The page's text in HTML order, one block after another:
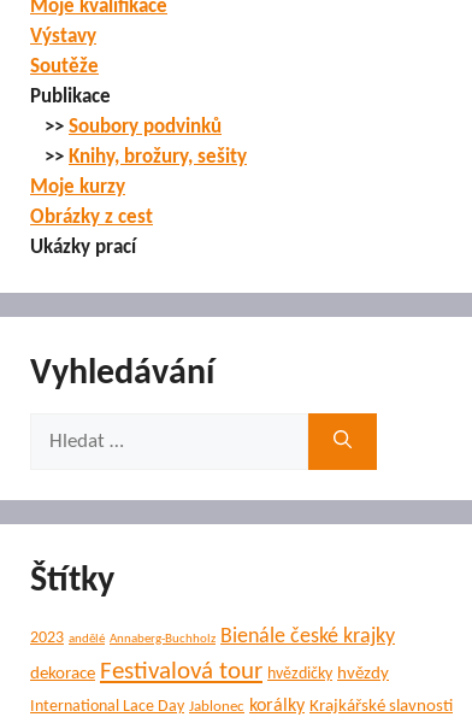
Moje kvalifikace
Výstavy
Soutěže
Publikace
>> Soubory podvinků
>> Knihy, brožury, sešity
Moje kurzy
Obrázky z cest
Ukázky prací
Vyhledávání
Štítky
2023 andělé Annaberg-Buchholz Bienále české krajky
dekorace Festivalová tour hvězdičky hvězdy
International Lace Day Jablonec korálky Krajkářské slavnosti